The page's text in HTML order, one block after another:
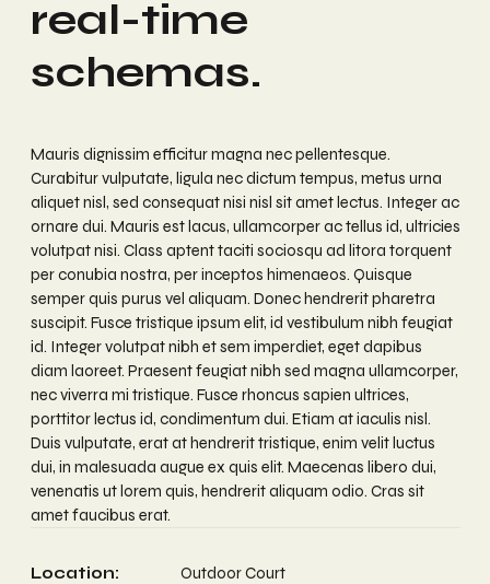
Location:
Outdoor Court
real-time
schemas.
Mauris dignissim efficitur magna nec pellentesque.
Curabitur vulputate, ligula nec dictum tempus, metus urna
aliquet nisl, sed consequat nisi nisl sit amet lectus. Integer ac
ornare dui. Mauris est lacus, ullamcorper ac tellus id, ultricies
volutpat nisi. Class aptent taciti sociosqu ad litora torquent
per conubia nostra, per inceptos himenaeos. Quisque
semper quis purus vel aliquam. Donec hendrerit pharetra
suscipit. Fusce tristique ipsum elit, id vestibulum nibh feugiat
id. Integer volutpat nibh et sem imperdiet, eget dapibus
diam laoreet. Praesent feugiat nibh sed magna ullamcorper,
nec viverra mi tristique. Fusce rhoncus sapien ultrices,
porttitor lectus id, condimentum dui. Etiam at iaculis nisl.
Duis vulputate, erat at hendrerit tristique, enim velit luctus
dui, in malesuada augue ex quis elit. Maecenas libero dui,
venenatis ut lorem quis, hendrerit aliquam odio. Cras sit
amet faucibus erat.